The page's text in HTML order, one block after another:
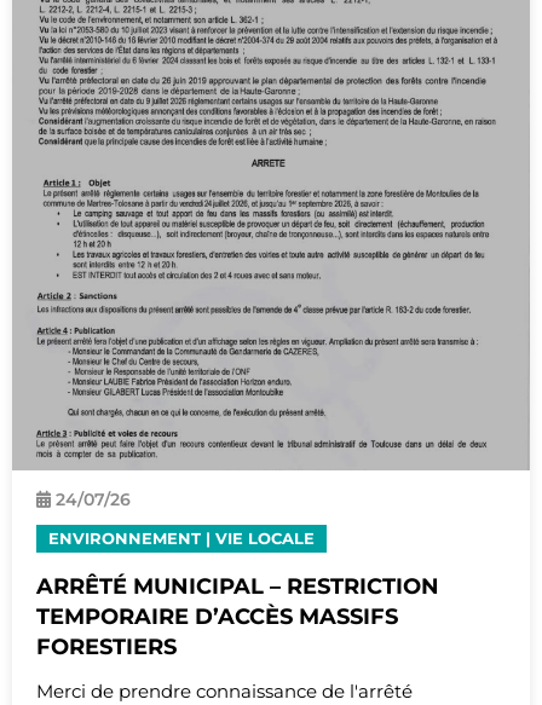
24/07/26
ENVIRONNEMENT | VIE LOCALE
ARRÊTÉ MUNICIPAL – RESTRICTION
TEMPORAIRE D’ACCÈS MASSIFS
FORESTIERS
Merci de prendre connaissance de l'arrêté